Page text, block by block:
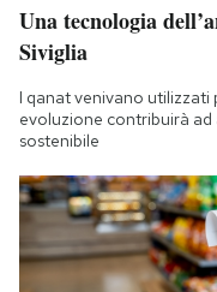
Una tecnologia
Siviglia
I qanat venivano
evoluzione contribuirà ad
sostenibile